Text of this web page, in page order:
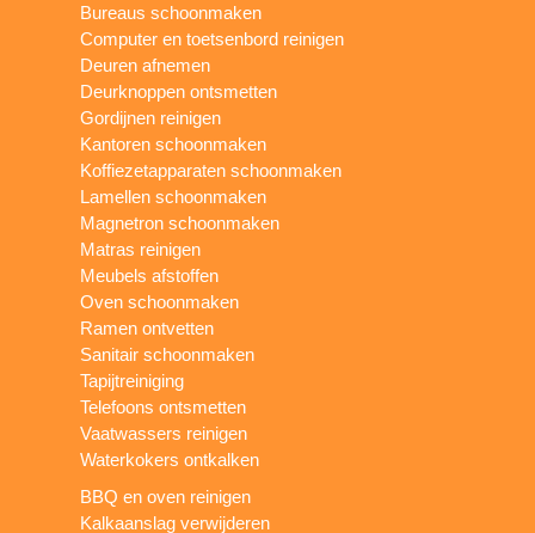
Bureaus schoonmaken
Computer en toetsenbord reinigen
Deuren afnemen
Deurknoppen ontsmetten
Gordijnen reinigen
Kantoren schoonmaken
Koffiezetapparaten schoonmaken
Lamellen schoonmaken
Magnetron schoonmaken
Matras reinigen
Meubels afstoffen
Oven schoonmaken
Ramen ontvetten
Sanitair schoonmaken
Tapijtreiniging
Telefoons ontsmetten
Vaatwassers reinigen
Waterkokers ontkalken
BBQ en oven reinigen
Kalkaanslag verwijderen